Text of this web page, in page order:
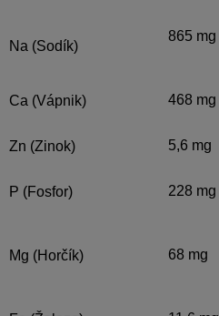
Na (Sodík)
865 mg
Ca (Vápnik) 468 mg
Zn (Zinok) 5,6 mg
P (Fosfor) 228 mg
Mg (Horčík) 68 mg